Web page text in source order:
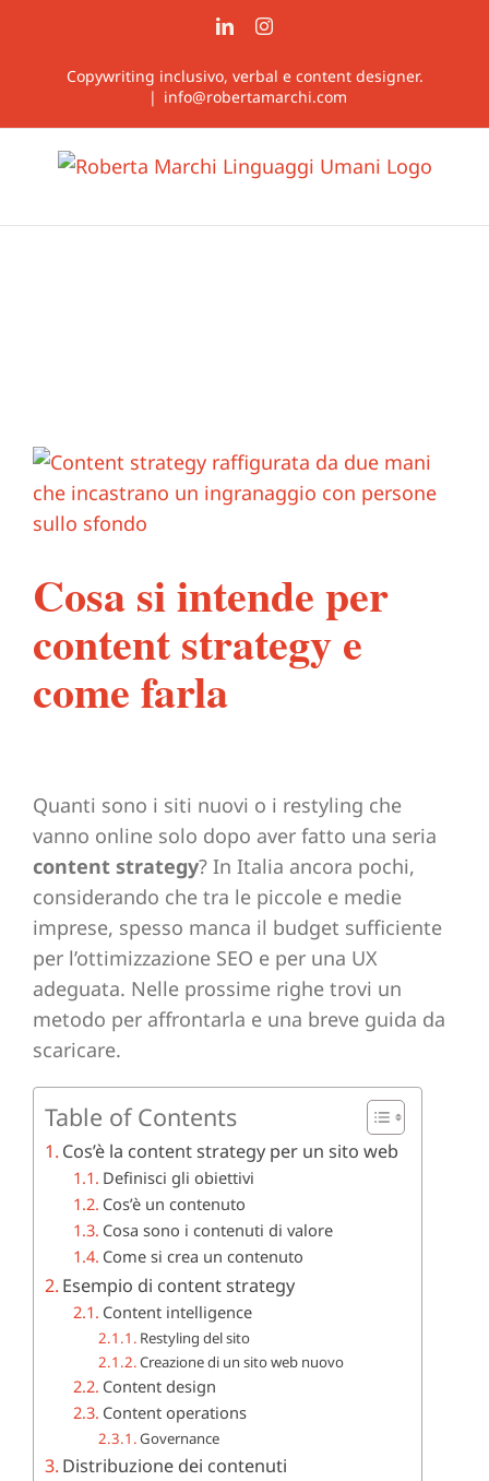
contenuto
LinkedInInstagram
Copywriting inclusivo, verbal e content designer.
| info@robertamarchi.com
Ingrandisci
immagine
Cosa si intende per
content strategy e
come farla
Quanti sono i siti nuovi o i restyling che
vanno online solo dopo aver fatto una seria
content strategy? In Italia ancora pochi,
considerando che tra le piccole e medie
imprese, spesso manca il budget sufficiente
per l’ottimizzazione SEO e per una UX
adeguata. Nelle prossime righe trovi un
metodo per affrontarla e una breve guida da
scaricare.
Table of Contents
Cos’è la content strategy per un sito web
Definisci gli obiettivi
Cos’è un contenuto
Cosa sono i contenuti di valore
Come si crea un contenuto
Esempio di content strategy
Content intelligence
Restyling del sito
Creazione di un sito web nuovo
Content design
Content operations
Governance
Distribuzione dei contenuti